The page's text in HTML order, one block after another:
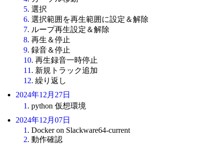
5. 選択
6. 選択範囲を再生範囲に設定＆解除
7. ループ再生設定＆解除
8. 再生＆停止
9. 録音＆停止
10. 再生録音一時停止
11 . 新規トラック追加
12. 繰り返し
2024年12月27日
1 . python 仮想環境
2024年12月07日
1 . Docker on Slackware64-current
2. 動作確認